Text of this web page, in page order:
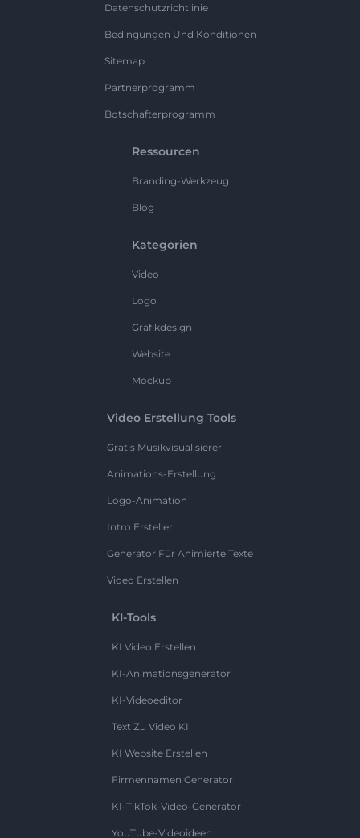
Datenschutzrichtlinie
Bedingungen Und Konditionen
Sitemap
Partnerprogramm
Botschafterprogramm
Ressourcen
Branding-Werkzeug
Blog
Kategorien
Video
Logo
Grafikdesign
Website
Mockup
Video Erstellung Tools
Gratis Musikvisualisierer
Animations-Erstellung
Logo-Animation
Intro Ersteller
Generator Für Animierte Texte
Video Erstellen
KI-Tools
KI Video Erstellen
KI-Animationsgenerator
KI-Videoeditor
Text Zu Video KI
KI Website Erstellen
Firmennamen Generator
KI-TikTok-Video-Generator
YouTube-Videoideen